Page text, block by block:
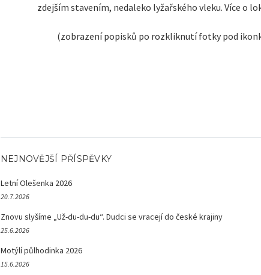
zdejším stavením, nedaleko lyžařského vleku. Více o
(zobrazení popisků po rozkliknutí fotky pod
NEJNOVĚJŠÍ PŘÍSPĚVKY
Letní Olešenka 2026
20.7.2026
Znovu slyšíme „Už-du-du-du“. Dudci se vracejí do české krajiny
25.6.2026
Motýlí půlhodinka 2026
15.6.2026